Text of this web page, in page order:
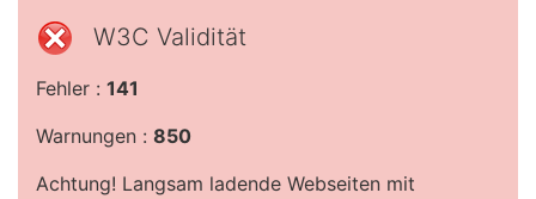
W3C Validität
Fehler : 141
Warnungen : 850
Achtung! Langsam ladende Webseiten mit